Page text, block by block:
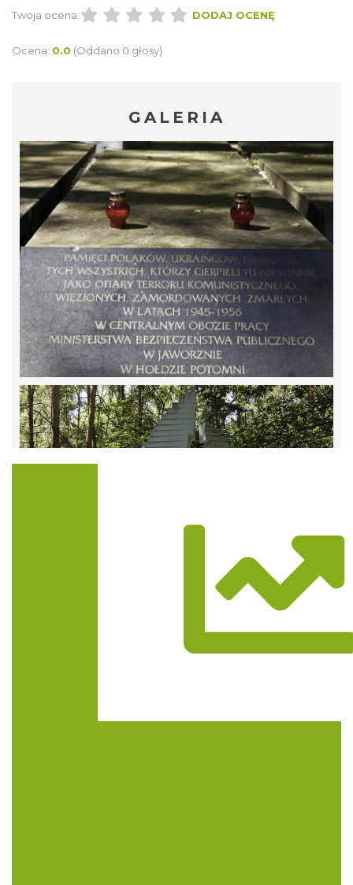
Twoja ocena: DODAJ OCENĘ
Ocena: 0.0 (Oddano 0 głosy)
GALERIA
Trasa